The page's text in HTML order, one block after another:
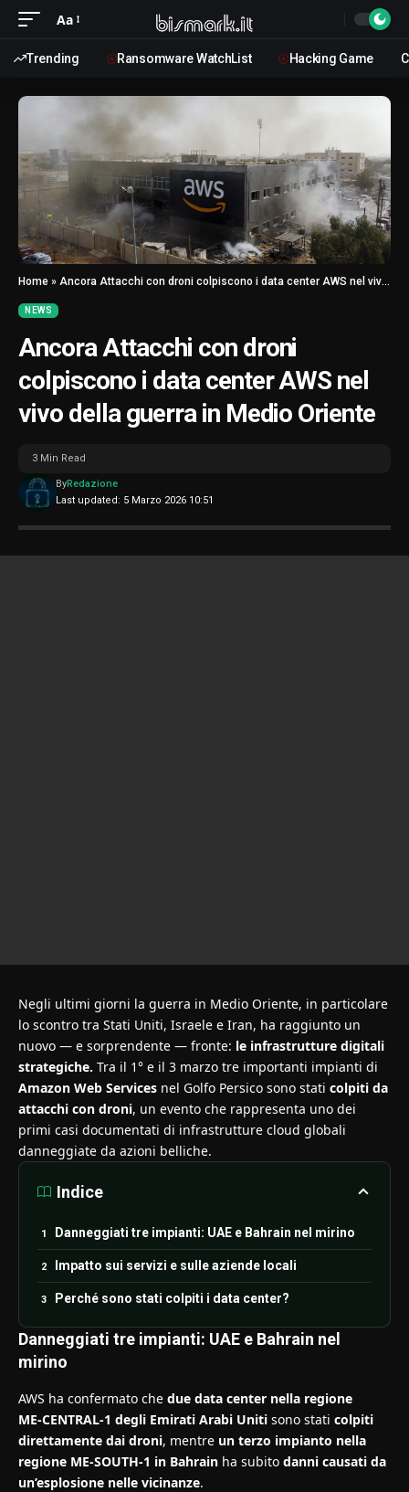
Aa
Trending Ransomware WatchList Hacking Game
Home » Ancora Attacchi con droni colpiscono i data center AWS nel vivo della guerra in Medio Oriente
NEWS
Ancora Attacchi con droni
colpiscono i data center AWS nel
vivo della guerra in Medio Oriente
Last updated: 5 Marzo 2026 10:51
ByRedazione
3 Min Read
Negli ultimi giorni la guerra in Medio Oriente, in particolare
lo scontro tra Stati Uniti, Israele e Iran, ha raggiunto un
nuovo — e sorprendente — fronte: le infrastrutture digitali
strategiche. Tra il 1° e il 3 marzo tre importanti impianti di
Amazon Web Services nel Golfo Persico sono stati colpiti da
attacchi con droni, un evento che rappresenta uno dei
primi casi documentati di infrastrutture cloud globali
danneggiate da azioni belliche.
Indice
Danneggiati tre impianti: UAE e Bahrain nel mirino
Impatto sui servizi e sulle aziende locali
Perché sono stati colpiti i data center?
Danneggiati tre impianti: UAE e Bahrain nel
mirino
AWS ha confermato che due data center nella regione
ME‑CENTRAL‑1 degli Emirati Arabi Uniti sono stati colpiti
direttamente dai droni, mentre un terzo impianto nella
regione ME‑SOUTH‑1 in Bahrain ha subito danni causati da
un’esplosione nelle vicinanze.